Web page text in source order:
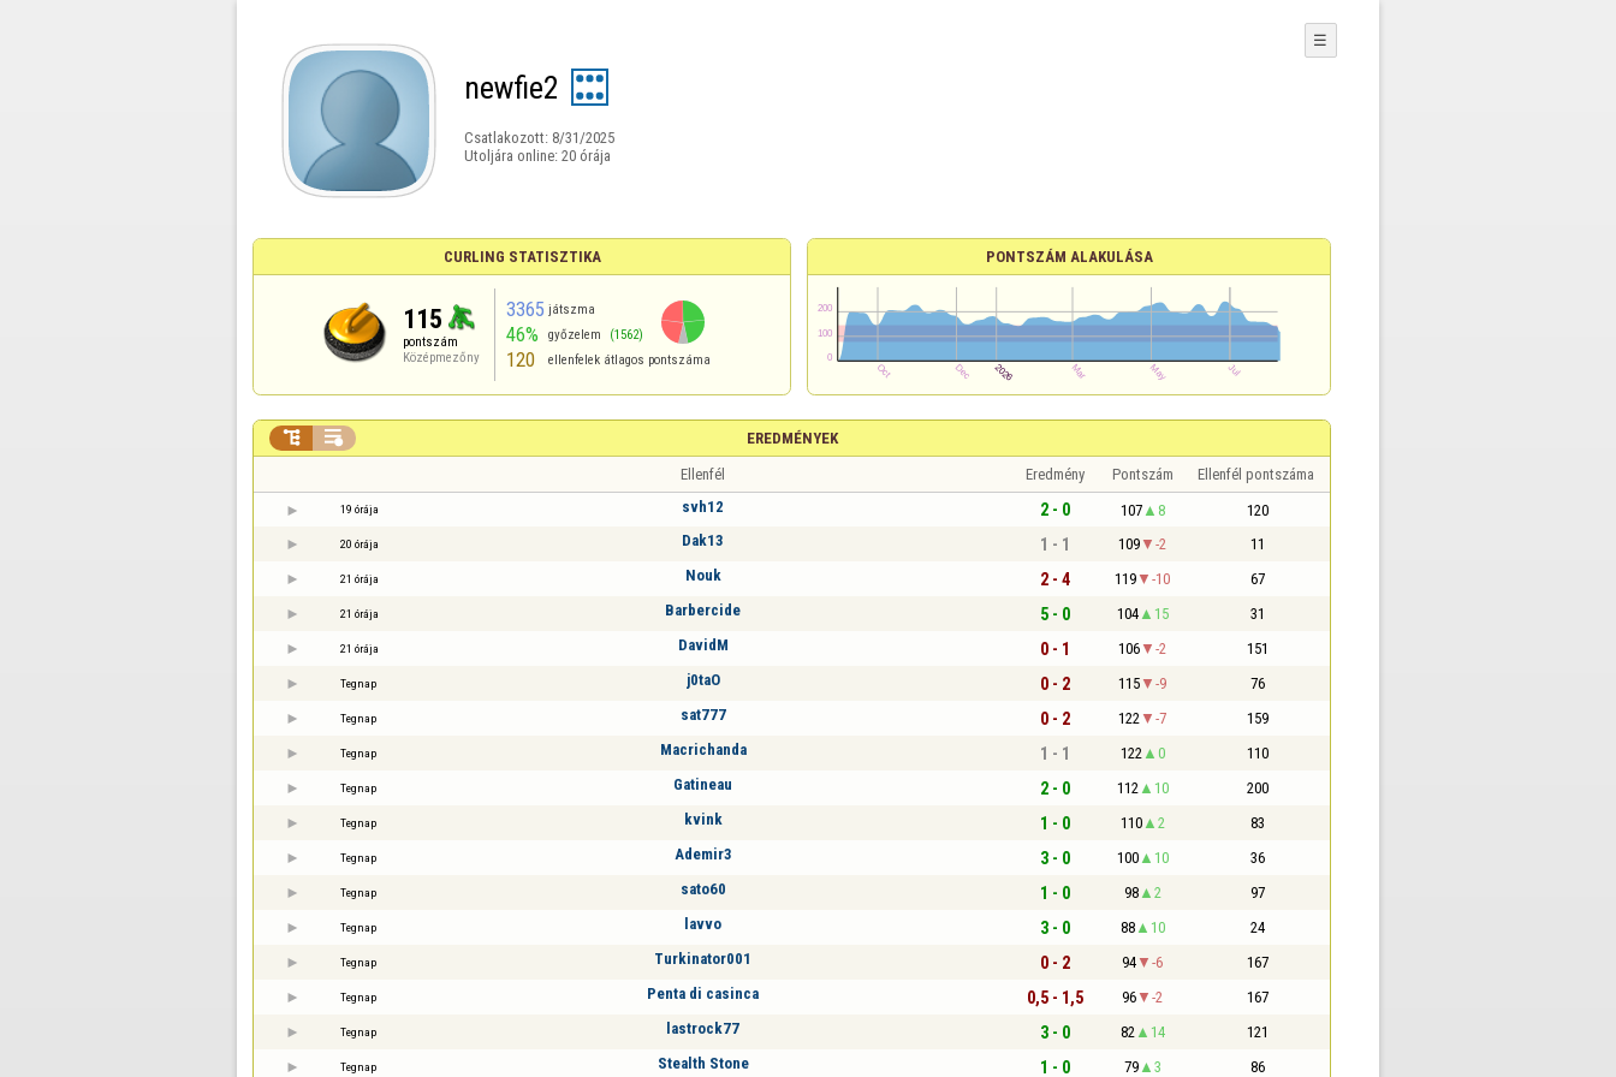
newfie2
Csatlakozott: 8/31/2025
Utoljára online: 20 órája
☰
CURLING STATISZTIKA
115
pontszám
Középmezőny
3365 játszma
46% győzelem (1562)
120 ellenfelek átlagos pontszáma
PONTSZÁM ALAKULÁSA
EREDMÉNYEK
 
Ellenfél Eredmény Pontszám Ellenfél pontszáma
19 órája svh12 2 - 0 107 8 120
20 órája Dak13 1 - 1 109 -2 11
21 órája Nouk 2 - 4 119 -10 67
21 órája Barbercide 5 - 0 104 15 31
21 órája DavidM 0 - 1 106 -2 151
Tegnap j0taO 0 - 2 115 -9 76
Tegnap sat777 0 - 2 122 -7 159
Tegnap Macrichanda 1 - 1 122 0 110
Tegnap Gatineau 2 - 0 112 10 200
Tegnap kvink 1 - 0 110 2 83
Tegnap Ademir3 3 - 0 100 10 36
Tegnap sato60 1 - 0 98 2 97
Tegnap lavvo 3 - 0 88 10 24
Tegnap Turkinator001 0 - 2 94 -6 167
Tegnap Penta di casinca 0,5 - 1,5 96 -2 167
Tegnap lastrock77 3 - 0 82 14 121
Tegnap Stealth Stone 1 - 0 79 3 86